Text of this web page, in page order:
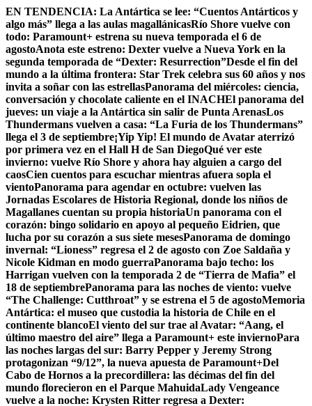
Skip
to
content
EN TENDENCIA: La Antártica se lee: “Cuentos Antárticos y
algo más” llega a las aulas magallánicasRío Shore vuelve con
todo: Paramount+ estrena su nueva temporada el 6 de
agostoAnota este estreno: Dexter vuelve a Nueva York en la
segunda temporada de “Dexter: Resurrection”Desde el fin del
mundo a la última frontera: Star Trek celebra sus 60 años y nos
invita a soñar con las estrellasPanorama del miércoles: ciencia,
conversación y chocolate caliente en el INACHEl panorama del
jueves: un viaje a la Antártica sin salir de Punta ArenasLos
Thundermans vuelven a casa: “La Furia de los Thundermans”
llega el 3 de septiembre¡Yip Yip! El mundo de Avatar aterrizó
por primera vez en el Hall H de San DiegoQué ver este
invierno: vuelve Río Shore y ahora hay alguien a cargo del
caosCien cuentos para escuchar mientras afuera sopla el
vientoPanorama para agendar en octubre: vuelven las
Jornadas Escolares de Historia Regional, donde los niños de
Magallanes cuentan su propia historiaUn panorama con el
corazón: bingo solidario en apoyo al pequeño Eidrien, que
lucha por su corazón a sus siete mesesPanorama de domingo
invernal: “Lioness” regresa el 2 de agosto con Zoe Saldaña y
Nicole Kidman en modo guerraPanorama bajo techo: los
Harrigan vuelven con la temporada 2 de “Tierra de Mafia” el
18 de septiembrePanorama para las noches de viento: vuelve
“The Challenge: Cutthroat” y se estrena el 5 de agostoMemoria
Antártica: el museo que custodia la historia de Chile en el
continente blancoEl viento del sur trae al Avatar: “Aang, el
último maestro del aire” llega a Paramount+ este inviernoPara
las noches largas del sur: Barry Pepper y Jeremy Strong
protagonizan “9/12”, la nueva apuesta de Paramount+Del
Cabo de Hornos a la precordillera: las décimas del fin del
mundo florecieron en el Parque MahuidaLady Vengeance
vuelve a la noche: Krysten Ritter regresa a Dexter: